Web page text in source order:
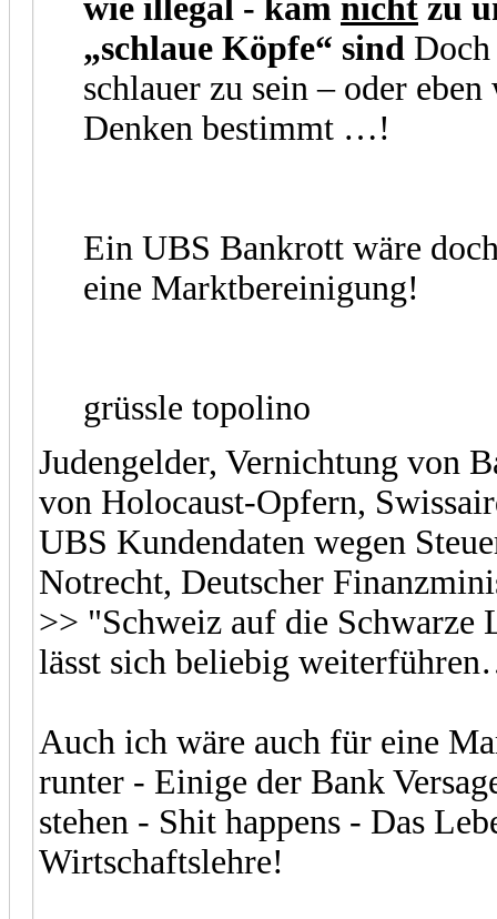
wie illegal - kam nicht zu
„schlaue Köpfe“ sind
schlauer zu sein – oder
Denken bestimmt …!
Ein UBS Bankrott wäre
eine Marktbereinigung!
grüssle topolino
Judengelder, Vernichtung von
von Holocaust-Opfern,
UBS Kundendaten wegen
Notrecht, Deutscher
>> "Schweiz auf die
lässt sich beliebig
Auch ich wäre auch für eine
runter - Einige der Bank
stehen - Shit happens - Das
Wirtschaftslehre!